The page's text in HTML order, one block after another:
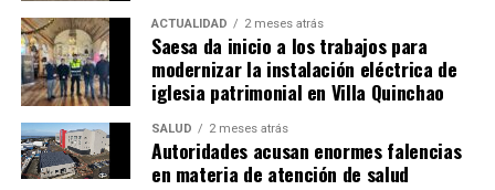
ACTUALIDAD 2 meses atrás
Saesa da inicio a los trabajos para
modernizar la instalación eléctrica de
iglesia patrimonial en Villa Quinchao
SALUD 2 meses atrás
Autoridades acusan enormes falencias
en materia de atención de salud